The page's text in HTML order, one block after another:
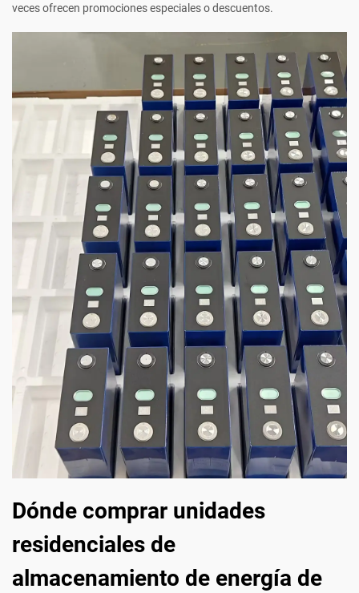
veces ofrecen promociones especiales o descuentos.
Dónde comprar unidades
residenciales de
almacenamiento de energía de